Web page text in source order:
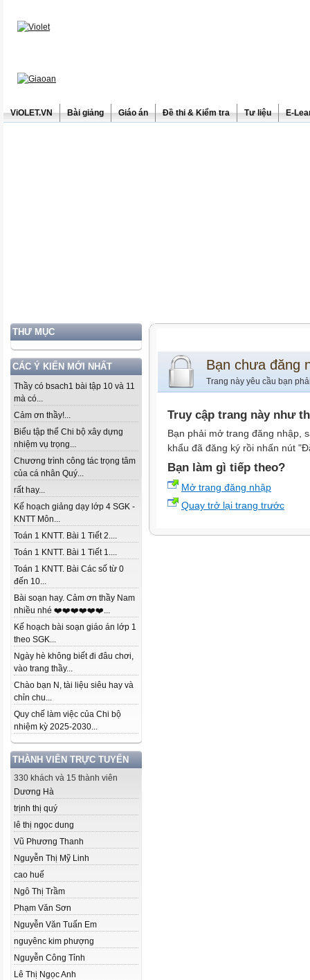
ViOLET.VN Bài giảng Giáo án Đề thi & Kiểm tra Tư liệu E-
THƯ MỤC
CÁC Ý KIẾN MỚI NHẤT
Thầy có bsach1 bài tập 10 và 11
mà có...
Cảm ơn thầy!...
Biểu tập thể Chi bộ xây dựng
nhiệm vụ trọng...
Chương trình công tác trọng tâm
của cá nhân Quý...
rất hay...
Kế hoạch giảng dạy lớp 4 SGK -
KNTT Môn...
Toán 1 KNTT. Bài 1 Tiết 2....
Toán 1 KNTT. Bài 1 Tiết 1....
Toán 1 KNTT. Bài Các số từ 0
đến 10...
Bài soạn hay. Cảm ơn thầy Nam
nhiều nhé ❤️❤️❤️❤️❤️❤️...
Kế hoạch bài soạn giáo án lớp 1
theo SGK...
Ngày hè không biết đi đâu chơi,
vào trang thầy...
Chào bạn N, tài liệu siêu hay và
chỉn chu...
Quy chế làm việc của Chi bộ
nhiệm kỳ 2025-2030...
THÀNH VIÊN TRỰC TUYẾN
330 khách và 15 thành viên
Dương Hà
trịnh thị quý
lê thị ngọc dung
Vũ Phương Thanh
Nguyễn Thị Mỹ Linh
cao huế
Ngô Thị Trầm
Phạm Văn Sơn
Nguyễn Văn Tuấn Em
nguyênc kim phượng
Nguyễn Công Tỉnh
Lê Thị Ngọc Anh
Bạn chưa đăng
Trang này yêu cầu bạn
Truy cập trang này như
Bạn phải mở trang đăng nhập,
khẩu đã đăng ký rồi nhấn nút
Bạn làm gì tiếp theo?
Mở trang đăng nhập
Quay trở lại trang trước